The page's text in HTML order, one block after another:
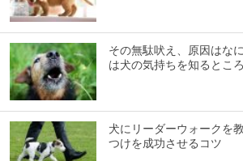
その無駄吠え、原因はな
は犬の気持ちを知るとこ
犬にリーダーウォークを
つけを成功させるコツ